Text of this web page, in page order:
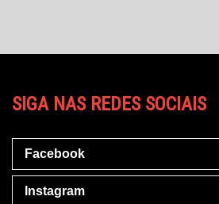
SIGA NAS REDES SOCIAIS
Facebook
Instagram